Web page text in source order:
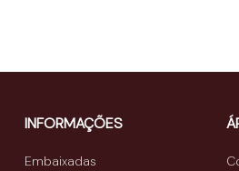
INFORMAÇÕES
Embaixadas